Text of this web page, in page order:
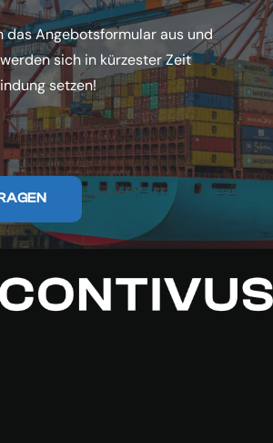
das Angebotsformular aus und
sich in kürzester Zeit
setzen!